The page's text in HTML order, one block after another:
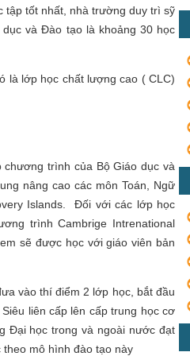
tốt nhất, nhà trường duy trì sỹ
và Đào tạo là khoảng 30 học
là lớp học chất lượng cao ( CLC)
trình của Bộ Giáo dục và
nâng cao các môn Toán, Ngữ
Islands. Đối với các lớp học
trình Cambrige Intrenational
sẽ được học với giáo viên bản
vào thí điểm 2 lớp học, bắt đầu
liên cấp lên cấp trung học cơ
Đại học trong và ngoài nước đạt
mô hình đào tạo này